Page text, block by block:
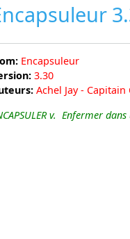
Encapsuleur
3.30
Achel Jay -
v. Enfermer